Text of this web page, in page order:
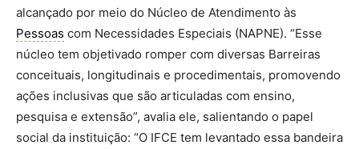
alcançado por meio do Núcleo de Atendimento às
Pessoas com Necessidades Especiais (NAPNE). “Esse
núcleo tem objetivado romper com diversas Barreiras
conceituais, longitudinais e procedimentais, promovendo
ações inclusivas que são articuladas com ensino,
pesquisa e extensão”, avalia ele, salientando o papel
social da instituição: “O IFCE tem levantado essa bandeira